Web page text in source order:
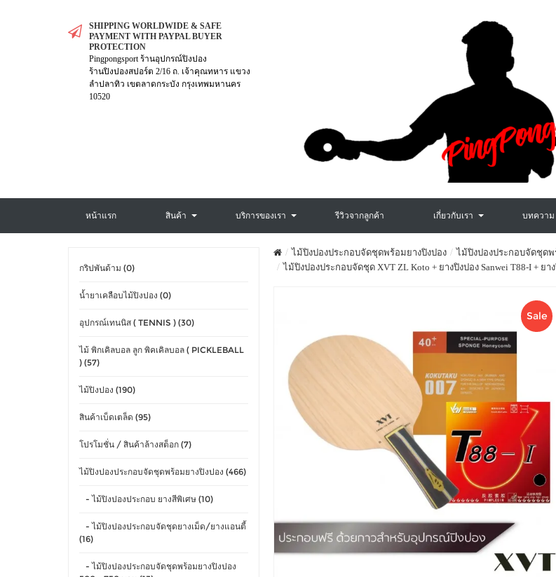
SHIPPING WORLDWIDE & SAFE
PAYMENT WITH PAYPAL BUYER
PROTECTION
Pingpongsport ร้านอุปกรณ์ปิงปอง
ร้านปิงปองสปอร์ต 2/16 ถ. เจ้าคุณทหาร แขวง
ลำปลาทิว เขตลาดกระบัง กรุงเทพมหานคร
10520
หน้าแรก สินค้า บริการของเรา รีวิวจากลูกค้า เกี่ยวกับเรา บทความ
กริปพันด้าม (0)
น้ำยาเคลือบไม้ปิงปอง (0)
อุปกรณ์เทนนิส ( TENNIS ) (30)
ไม้ พิกเคิลบอล ลูก พิคเคิลบอล ( PICKLEBALL
) (57)
ไม้ปิงปอง (190)
สินค้าเบ็ดเตล็ด (95)
โปรโมชั่น / สินค้าล้างสต็อก (7)
ไม้ปิงปองประกอบจัดชุดพร้อมยางปิงปอง (466)
- ไม้ปิงปองประกอบ ยางสีพิเศษ (10)
- ไม้ปิงปองประกอบจัดชุดยางเม็ด/ยางแอนตี้
(16)
- ไม้ปิงปองประกอบจัดชุดพร้อมยางปิงปอง
ไม้ปิงปองประกอบจัดชุดพร้อมยางปิงปอง
ไม้ปิงปองประกอบจัดชุดพ
ไม้ปิงปองประกอบจัดชุด XVT ZL Koto + ยางปิงปอง Sanwei T88-I + ยา
Sale